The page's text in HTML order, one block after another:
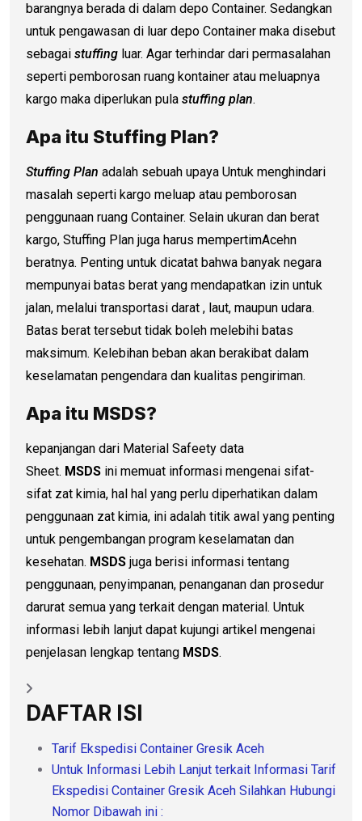
barangnya berada di dalam depo Container. Sedangkan
untuk pengawasan di luar depo Container maka disebut
sebagai stuffing luar. Agar terhindar dari permasalahan
seperti pemborosan ruang kontainer atau meluapnya
kargo maka diperlukan pula stuffing plan.
Apa itu Stuffing Plan?
Stuffing Plan adalah sebuah upaya Untuk menghindari
masalah seperti kargo meluap atau pemborosan
penggunaan ruang Container. Selain ukuran dan berat
kargo, Stuffing Plan juga harus mempertimAcehn
beratnya. Penting untuk dicatat bahwa banyak negara
mempunyai batas berat yang mendapatkan izin untuk
jalan, melalui transportasi darat , laut, maupun udara.
Batas berat tersebut tidak boleh melebihi batas
maksimum. Kelebihan beban akan berakibat dalam
keselamatan pengendara dan kualitas pengiriman.
Apa itu MSDS?
kepanjangan dari Material Safeety data
Sheet. MSDS ini memuat informasi mengenai sifat-
sifat zat kimia, hal hal yang perlu diperhatikan dalam
penggunaan zat kimia, ini adalah titik awal yang penting
untuk pengembangan program keselamatan dan
kesehatan. MSDS juga berisi informasi tentang
penggunaan, penyimpanan, penanganan dan prosedur
darurat semua yang terkait dengan material. Untuk
informasi lebih lanjut dapat kujungi artikel mengenai
penjelasan lengkap tentang MSDS.
DAFTAR ISI
Tarif Ekspedisi Container Gresik Aceh
Untuk Informasi Lebih Lanjut terkait Informasi Tarif
Ekspedisi Container Gresik Aceh Silahkan Hubungi
Nomor Dibawah ini :